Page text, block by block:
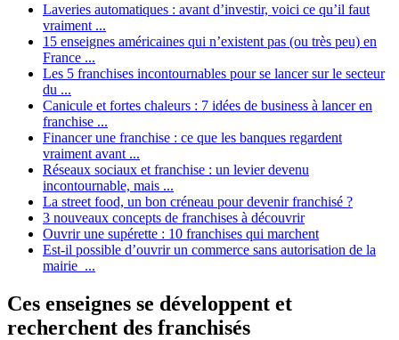
Laveries automatiques : avant d’investir, voici ce qu’il faut
vraiment ...
15 enseignes américaines qui n’existent pas (ou très peu) en
France ...
Les 5 franchises incontournables pour se lancer sur le secteur
du ...
Canicule et fortes chaleurs : 7 idées de business à lancer en
franchise ...
Financer une franchise : ce que les banques regardent
vraiment avant ...
Réseaux sociaux et franchise : un levier devenu
incontournable, mais ...
La street food, un bon créneau pour devenir franchisé ?
3 nouveaux concepts de franchises à découvrir
Ouvrir une supérette : 10 franchises qui marchent
Est-il possible d’ouvrir un commerce sans autorisation de la
mairie ...
Ces enseignes se développent et
recherchent des franchisés